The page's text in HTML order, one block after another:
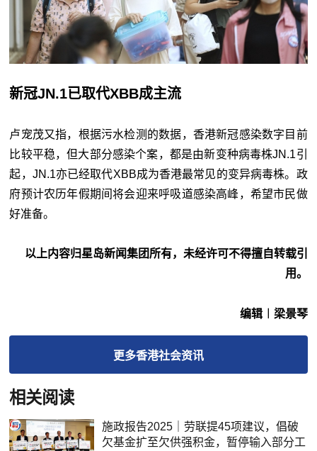
新冠JN.1已取代XBB成主流
卢宠茂又指，根据污水检测的数据，香港新冠感染数字目前
比较平稳，但大部分感染个案，都是由新变种病毒株JN.1引
起，JN.1亦已经取代XBB成为香港最常见的变异病毒株。政
府预计农历年假期间将会迎来呼吸道感染高峰，希望市民做
好准备。
以上内容归星岛新闻集团所有，未经许可不得擅自转载引
用。
编辑︱梁景琴
更多香港社会资讯
相关阅读
施政报告2025｜劳联提45项建议，倡破
欠基金扩至欠供强积金，暂停输入部分工